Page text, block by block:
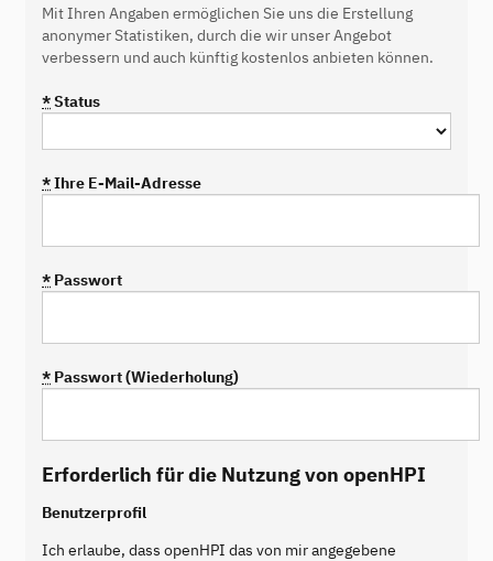
Mit Ihren Angaben ermöglichen Sie uns die Erstellung
anonymer Statistiken, durch die wir unser Angebot
verbessern und auch künftig kostenlos anbieten können.
*Status
*Ihre E-Mail-Adresse
* Passwort
* Passwort (Wiederholung)
Erforderlich für die Nutzung von openHPI
Benutzerprofil
Ich erlaube, dass openHPI das von mir angegebene